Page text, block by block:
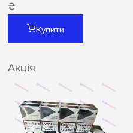
₴
Купити
Акція